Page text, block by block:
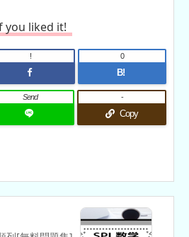
you liked it!
!
B!
0
Send
Copy
-